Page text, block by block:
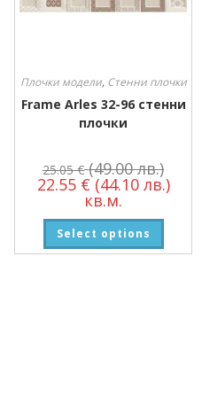
Плочки модели, Стенни плочки
Frame Arles 32-96 стенни
плочки
25.05€ (49.00 лв.)
22.55 € (44.10 лв.)
кв.м.
Select options